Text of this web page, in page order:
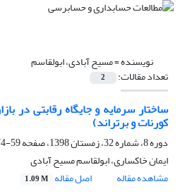
نویسنده =مسیح آبادی، ابولقاسم
تعداد مقالات: 2
ساختار سرمایه و جایگاه رقابتی در
کورنات و برتراند)
دوره 8، شماره 32، زمستان 1398، صفحه
59-74
ایمان خاکساری، ابولقاسم مسیح آبادی
مشاهده مقاله
اصل مقاله 1.09 M